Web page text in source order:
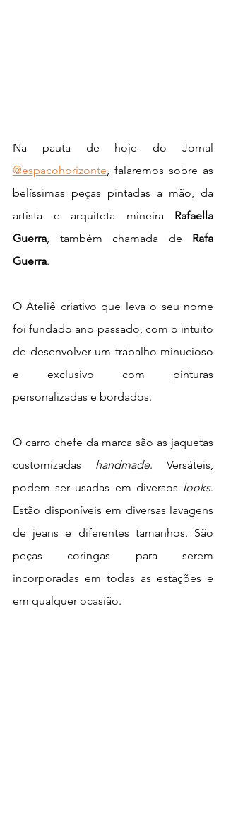
@espacohorizonte, falaremos sobre as
belíssimas peças pintadas a mão, da
artista e arquiteta mineira Rafaella
Guerra, também chamada de Rafa
Guerra.
O Ateliê criativo que leva o seu nome
foi fundado ano passado, com o intuito
de desenvolver um trabalho minucioso
e exclusivo com pinturas
personalizadas e bordados.
O carro chefe da marca são as jaquetas
customizadas handmade. Versáteis,
podem ser usadas em diversos looks.
Estão disponíveis em diversas lavagens
de jeans e diferentes tamanhos. São
peças coringas para serem
incorporadas em todas as estações e
em qualquer ocasião.